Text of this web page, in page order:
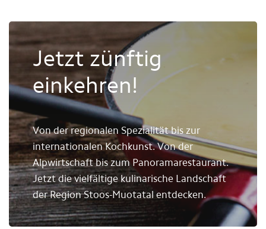
Jetzt zünftig
einkehren!
Von der regionalen Spezialität bis zur
internationalen Kochkunst. Von der
Alpwirtschaft bis zum Panoramarestaurant.
Jetzt die vielfältige kulinarische Landschaft
der Region Stoos-Muotatal entdecken.